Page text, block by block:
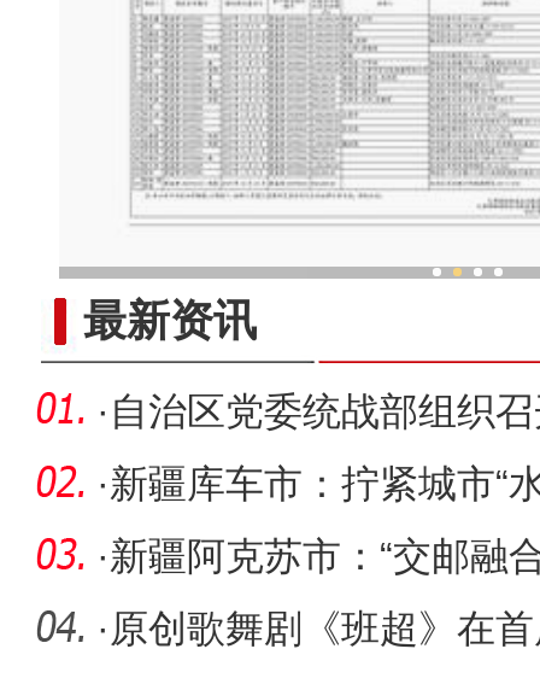
最新资讯
· 自治区党委统战部组织
派新疆区
·新疆库车市：拧紧城市“
水文章
·新疆阿克苏市：“交邮融
·原创歌舞剧《班超》在